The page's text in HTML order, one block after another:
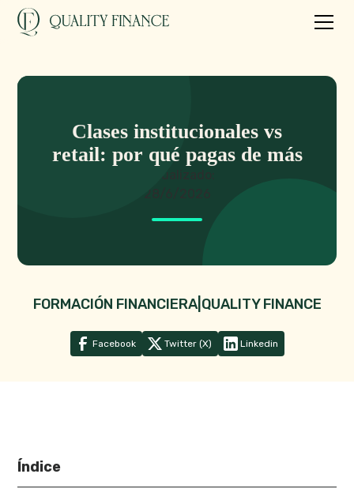
Clases institucionales vs
retail: por qué pagas de más
Actualizado:
28/6/2026
FORMACIÓN FINANCIERA| QUALITY FINANCE
Facebook Twitter (X) Linkedin
Índice